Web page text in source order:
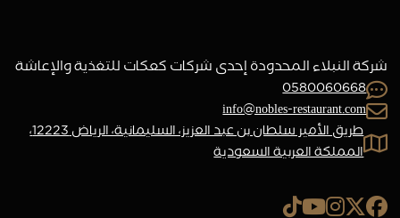
شركة النبلاء المحدودة إحدى شركات كعكات للتغذية والإعاشة
0580060668
info@nobles-restaurant.com
طريق الأمير سلطان بن عبد العزيز، السليمانية، الرياض 12223،
المملكة العربية السعودية